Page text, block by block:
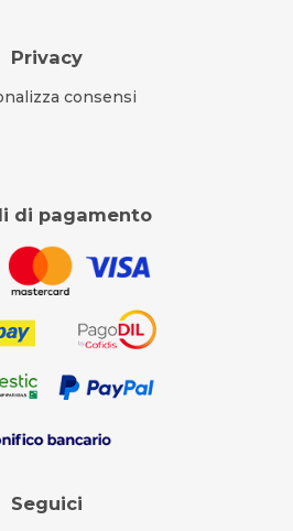
Privacy
consensi
di pagamento
Seguici